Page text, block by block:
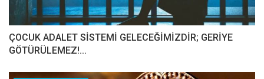
ÇOCUK ADALET SİSTEMİ GELECEĞİMİZDİR; GERİYE
GÖTÜRÜLEMEZ!...